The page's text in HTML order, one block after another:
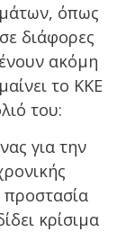
όπως
διάφορες
ακόμη
το ΚΚΕ
του:
για την
προστασία
κρίσιμα